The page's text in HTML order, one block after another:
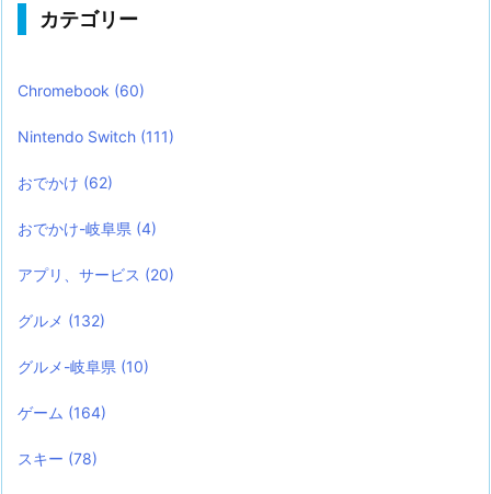
カテゴリー
Chromebook (60)
Nintendo Switch (111)
おでかけ (62)
おでかけ-岐阜県 (4)
アプリ、サービス (20)
グルメ (132)
グルメ-岐阜県 (10)
ゲーム (164)
スキー (78)